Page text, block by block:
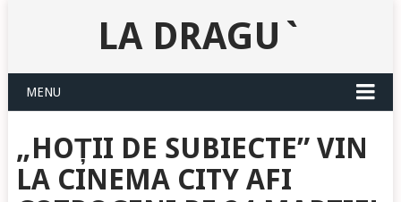
LA DRAGU`
MENU
„HOȚII DE SUBIECTE” VIN
LA CINEMA CITY AFI